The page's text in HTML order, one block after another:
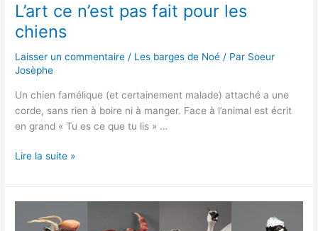
L’art ce n’est pas fait pour les
chiens
Laisser un commentaire / Les barges de Noé / Par Soeur
Josèphe
Un chien famélique (et certainement malade) attaché a une
corde, sans rien à boire ni à manger. Face à l’animal est écrit
en grand « Tu es ce que tu lis » …
Lire la suite »
hybride,